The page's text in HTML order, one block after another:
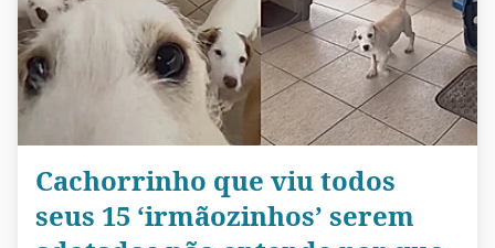
Cachorrinho que viu todos
seus 15 ‘irmãozinhos’ serem